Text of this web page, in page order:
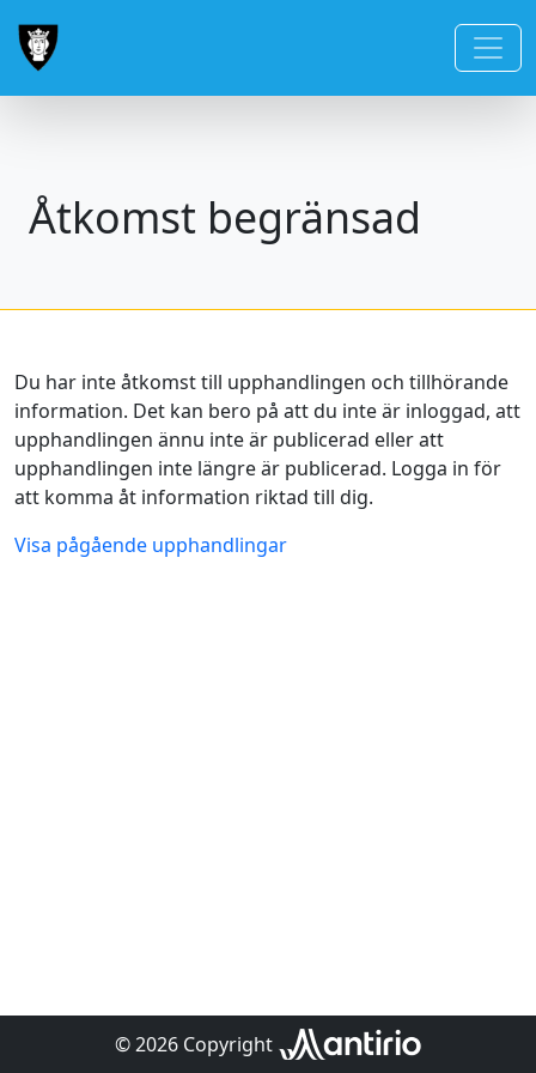
Åtkomst begränsad
Du har inte åtkomst till upphandlingen och tillhörande
information. Det kan bero på att du inte är inloggad, att
upphandlingen ännu inte är publicerad eller att
upphandlingen inte längre är publicerad. Logga in för
att komma åt information riktad till dig.
Visa pågående upphandlingar
© 2026 Copyright